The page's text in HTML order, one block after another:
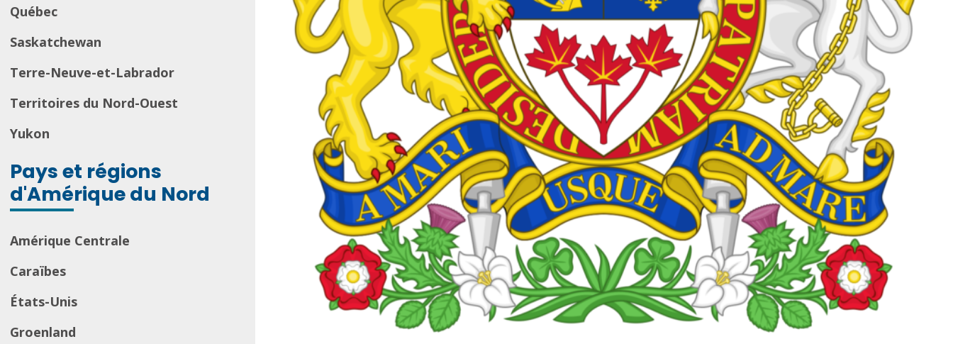
Québec
Saskatchewan
Terre-Neuve-et-Labrador
Territoires du Nord-Ouest
Yukon
Pays et régions
d'Amérique du Nord
Amérique Centrale
Caraïbes
États-Unis
Groenland